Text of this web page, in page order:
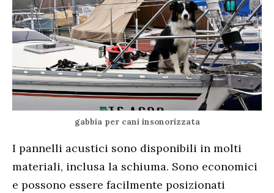
gabbia per cani insonorizzata
I pannelli acustici sono disponibili in molti
materiali, inclusa la schiuma. Sono economici
e possono essere facilmente posizionati